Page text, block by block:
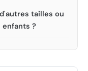
tailles ou
?